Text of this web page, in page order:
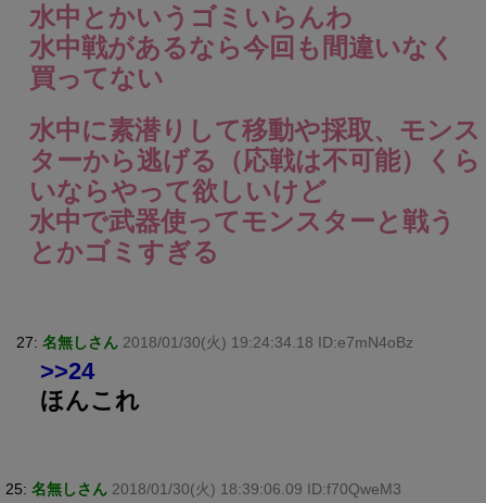
水中とかいうゴミいらんわ
水中戦があるなら今回も間違いなく
買ってない
水中に素潜りして移動や採取、モンス
ターから逃げる（応戦は不可能）くら
いならやって欲しいけど
水中で武器使ってモンスターと戦う
とかゴミすぎる
27: 名無しさん 2018/01/30(火) 19:24:34.18 ID:e7mN4oBz
>>24
ほんこれ
25: 名無しさん 2018/01/30(火) 18:39:06.09 ID:f70QweM3